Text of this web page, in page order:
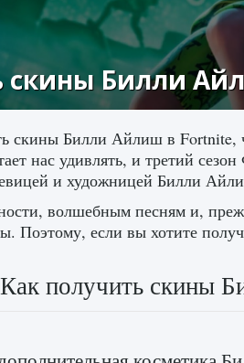
скины Билли
скины Билли Айлиш в Fortnite,
нас удивлять, и третий
и художницей Билли
волшебным песням и,
Поэтому, если вы хотите
Как получить скины